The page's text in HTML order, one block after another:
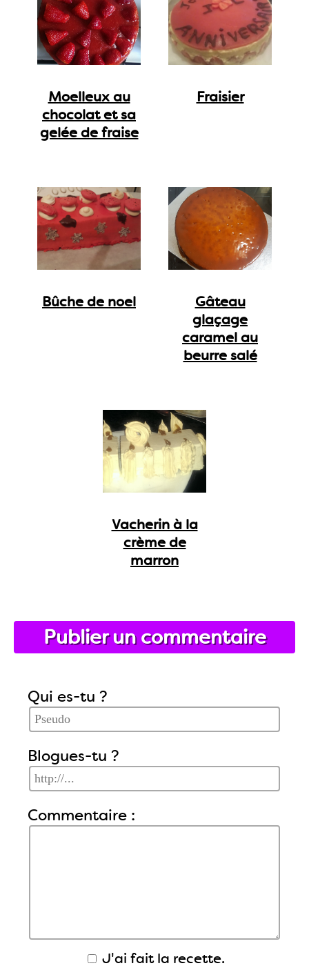
Moelleux au
chocolat et sa
gelée de fraise
Fraisier
Bûche de noel
Gâteau
glaçage
caramel au
beurre salé
Vacherin à la
crème de
marron
Publier un commentaire
Qui es-tu ?
Blogues-tu ?
Commentaire :
J'ai fait la recette.